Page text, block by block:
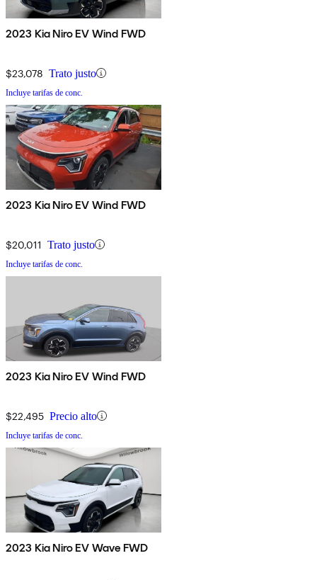
2023 Kia Niro EV Wind FWD
$23,078 Trato justo
Incluye tarifas de conc.
2023 Kia Niro EV Wind FWD
$20,011 Trato justo
Incluye tarifas de conc.
2023 Kia Niro EV Wind FWD
$22,495 Precio alto
Incluye tarifas de conc.
2023 Kia Niro EV Wave FWD